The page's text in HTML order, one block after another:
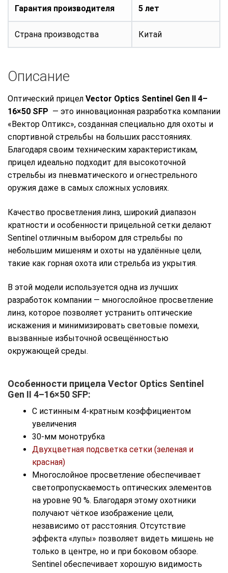
Гарантия производителя 5 лет
Страна производства Китай
Описание
Оптический прицел Vector Optics Sentinel Gen II 4–
16×50 SFP — это инновационная разработка компании
«Вектор Оптикс», созданная специально для охоты и
спортивной стрельбы на больших расстояниях.
Благодаря своим техническим характеристикам,
прицел идеально подходит для высокоточной
стрельбы из пневматического и огнестрельного
оружия даже в самых сложных условиях.
Качество просветления линз, широкий диапазон
кратности и особенности прицельной сетки делают
Sentinel отличным выбором для стрельбы по
небольшим мишеням и охоты на удалённые цели,
такие как горная охота или стрельба из укрытия.
В этой модели используется одна из лучших
разработок компании — многослойное просветление
линз, которое позволяет устранить оптические
искажения и минимизировать световые помехи,
вызванные избыточной освещённостью
окружающей среды.
Особенности прицела Vector Optics Sentinel
Gen II 4–16×50 SFP:
С истинным 4-кратным коэффициентом
увеличения
30-мм монотрубка
Двухцветная подсветка сетки (зеленая и
красная)
Многослойное просветление обеспечивает
светопропускаемость оптических элементов
на уровне 90 %. Благодаря этому охотники
получают чёткое изображение цели,
независимо от расстояния. Отсутствие
эффекта «лупы» позволяет видеть мишень не
только в центре, но и при боковом обзоре.
Sentinel обеспечивает хорошую видимость